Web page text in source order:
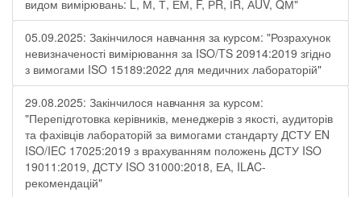
видом вимірювань: L, М, Т, ЕМ, F, РR, ІR, АUV, QМ"
05.09.2025: Закінчилося навчання за курсом: "Розрахунок
невизначеності вимірювання за ISO/TS 20914:2019 згідно
з вимогами ISO 15189:2022 для медичних лабораторій"
29.08.2025: Закінчилося навчання за курсом:
"Перепідготовка керівників, менеджерів з якості, аудиторів
та фахівців лабораторій за вимогами стандарту ДСТУ EN
ISO/IEC 17025:2019 з врахуванням положень ДСТУ ISO
19011:2019, ДСТУ ISO 31000:2018, ЕА, ILAC-
рекомендацій"